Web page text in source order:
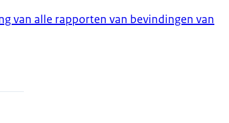
van alle rapporten van bevindingen van